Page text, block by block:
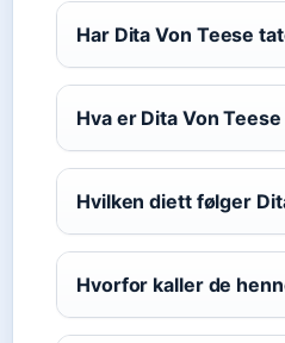
Har Dita Von Teese
Hva er Dita Von
Hvilken diett følger
Hvorfor kaller de